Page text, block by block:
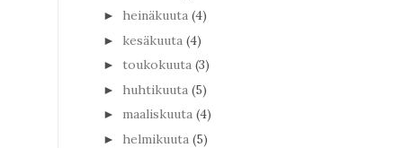
► heinäkuuta (4)
► kesäkuuta (4)
► toukokuuta (3)
► huhtikuuta (5)
► maaliskuuta (4)
► helmikuuta (5)